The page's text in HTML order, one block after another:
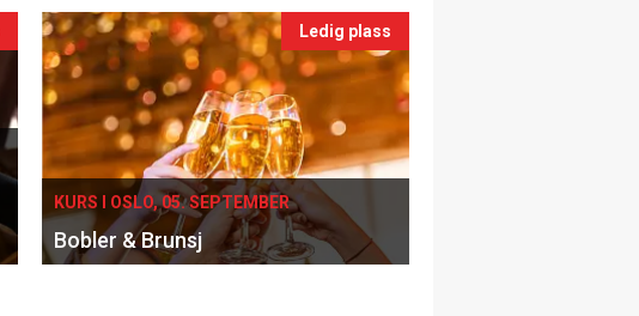
Ledig plass
KURS I OSLO, 05. SEPTEMBER
Bobler & Brunsj